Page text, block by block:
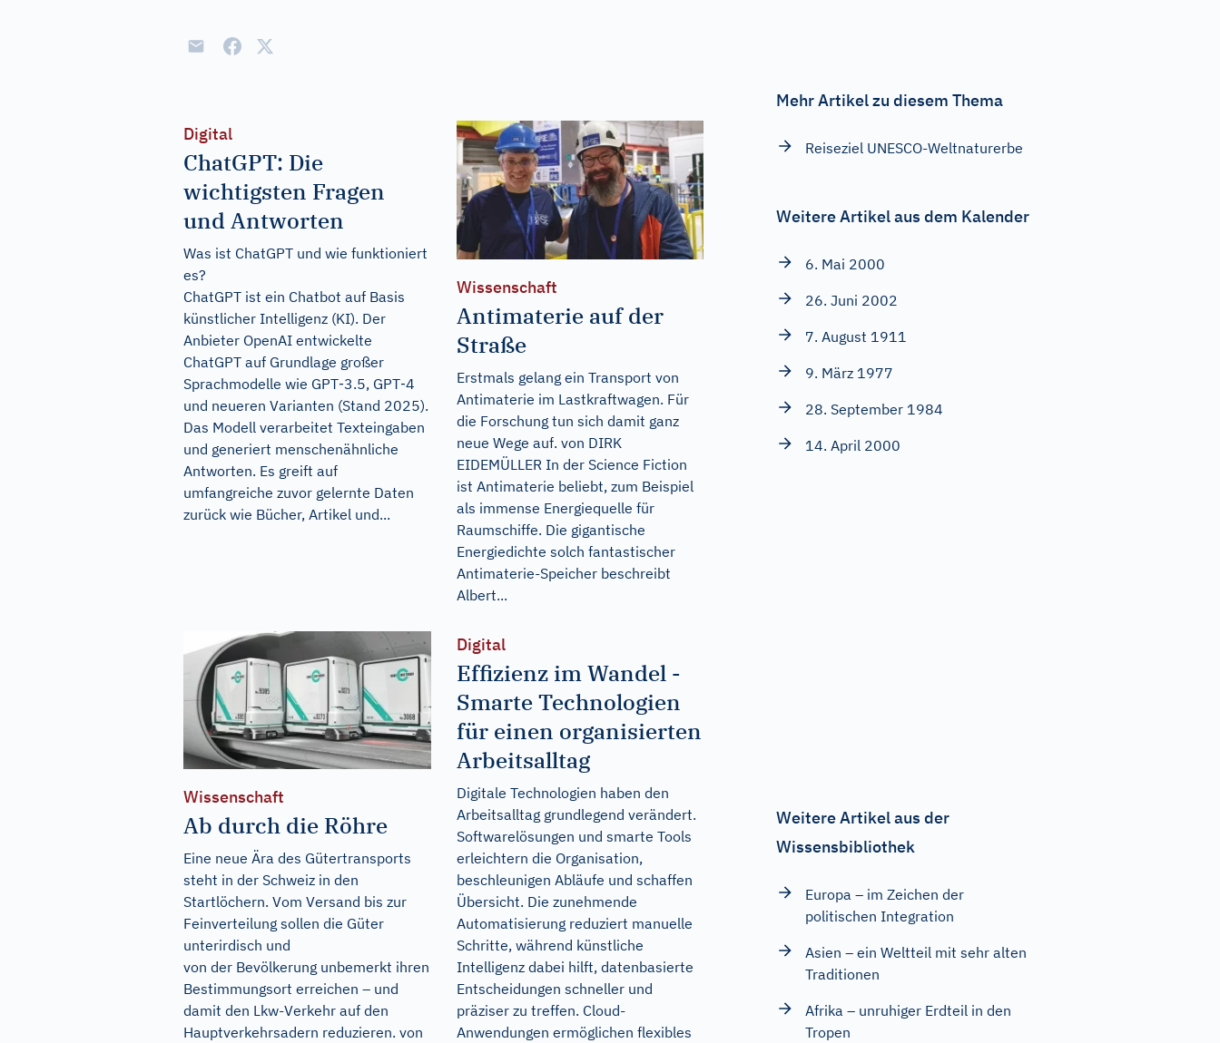
Digital
ChatGPT: Die
wichtigsten Fragen
und Antworten
Was ist ChatGPT und wie funktioniert
es?
ChatGPT ist ein Chatbot auf Basis
künstlicher Intelligenz (KI). Der
Anbieter OpenAI entwickelte
ChatGPT auf Grundlage großer
Sprachmodelle wie GPT‑3.5, GPT‑4
und neueren Varianten (Stand 2025).
Das Modell verarbeitet Texteingaben
und generiert menschenähnliche
Antworten. Es greift auf
umfangreiche zuvor gelernte Daten
zurück wie Bücher, Artikel und...
Wissenschaft
Antimaterie auf der
Straße
Erstmals gelang ein Transport von
Antimaterie im Lastkraftwagen. Für
die Forschung tun sich damit ganz
neue Wege auf. von DIRK
EIDEMÜLLER In der Science Fiction
ist Antimaterie beliebt, zum Beispiel
als immense Energiequelle für
Raumschiffe. Die gigantische
Energiedichte solch fantastischer
Antimaterie-Speicher beschreibt
Albert...
Wissenschaft
Ab durch die Röhre
Eine neue Ära des Gütertransports
steht in der Schweiz in den
Startlöchern. Vom Versand bis zur
Feinverteilung sollen die Güter
unterirdisch und
von der Bevölkerung unbemerkt ihren
Bestimmungsort erreichen – und
damit den Lkw-Verkehr auf den
Hauptverkehrsadern reduzieren. von
Digital
Effizienz im Wandel -
Smarte Technologien
für einen organisierten
Arbeitsalltag
Digitale Technologien haben den
Arbeitsalltag grundlegend verändert.
Softwarelösungen und smarte Tools
erleichtern die Organisation,
beschleunigen Abläufe und schaffen
Übersicht. Die zunehmende
Automatisierung reduziert manuelle
Schritte, während künstliche
Intelligenz dabei hilft, datenbasierte
Entscheidungen schneller und
präziser zu treffen. Cloud-
Anwendungen ermöglichen flexibles
Mehr Artikel zu diesem Thema
Reiseziel UNESCO-Weltnaturerbe
Weitere Artikel aus dem Kalender
6. Mai 2000
26. Juni 2002
7. August 1911
9. März 1977
28. September 1984
14. April 2000
Weitere Artikel aus der
Wissensbibliothek
Europa – im Zeichen der
politischen Integration
Asien – ein Weltteil mit sehr alten
Traditionen
Afrika – unruhiger Erdteil in den
Tropen